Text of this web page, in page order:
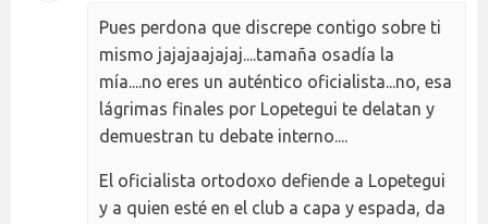
Pues perdona que discrepe contigo sobre ti
mismo jajajaajajaj....tamaña osadía la
mía....no eres un auténtico oficialista...no, esa
lágrimas finales por Lopetegui te delatan y
demuestran tu debate interno....
El oficialista ortodoxo defiende a Lopetegui
y a quien esté en el club a capa y espada, da